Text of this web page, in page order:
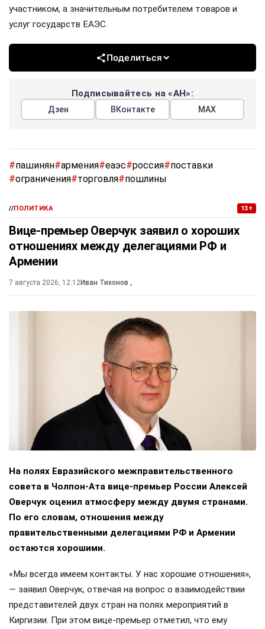
участником, а значительным потребителем товаров и
услуг государств ЕАЭС.
Поделиться
Подписывайтесь на «АН»:
Дзен ВКонтакте МАХ
#пашинян#армения#еаэс#россия#поставки
#ограничения#торговля#пошлины
//ПОЛИТИКА 13+
Вице-премьер Оверчук заявил о хороших
отношениях между делегациями РФ и
Армении
7 августа 2026, 12:12Иван Тихонов ,
На полях Евразийского межправительственного
совета в Чолпон-Ата вице-премьер России Алексей
Оверчук оценил атмосферу между двумя странами.
По его словам, отношения между
правительственными делегациями РФ и Армении
остаются хорошими.
«Мы всегда имеем контакты. У нас хорошие отношения»,
— заявил Оверчук, отвечая на вопрос о взаимодействии
представителей двух стран на полях мероприятий в
Киргизии. При этом вице-премьер отметил, что ему